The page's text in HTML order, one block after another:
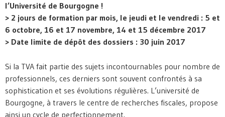
l’Université de Bourgogne !
> 2 jours de formation par mois, le jeudi et le vendredi : 5 et
6 octobre, 16 et 17 novembre, 14 et 15 décembre 2017
> Date limite de dépôt des dossiers : 30 juin 2017
Si la TVA fait partie des sujets incontournables pour nombre de
professionnels, ces derniers sont souvent confrontés à sa
sophistication et ses évolutions régulières. L’université de
Bourgogne, à travers le centre de recherches fiscales, propose
ainsi un cycle de perfectionnement.